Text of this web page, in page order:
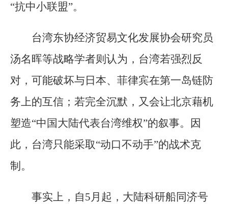
“抗中小联盟”。
台湾东协经济贸易文化发展协会研究员
汤名晖等战略学者则认为，台湾若强烈反
对，可能破坏与日本、菲律宾在第一岛链防
务上的互信；若完全沉默，又会让北京藉机
塑造“中国大陆代表台湾维权”的叙事。因
此，台湾只能采取“动口不动手”的战术克
制。
事实上，自5月起，大陆科研船同济号